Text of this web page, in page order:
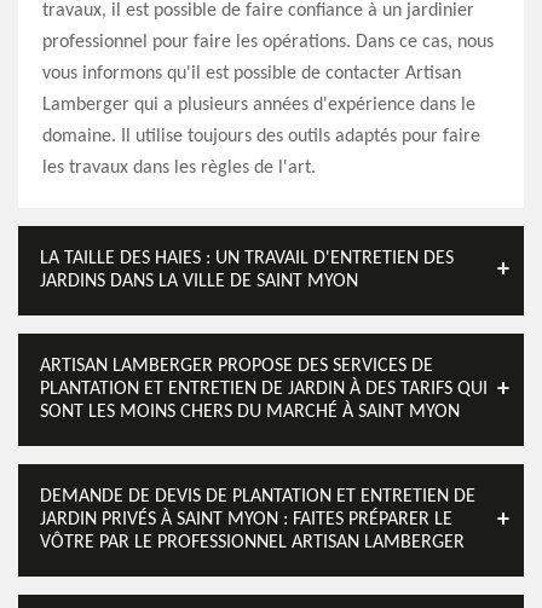
travaux, il est possible de faire confiance à un jardinier
professionnel pour faire les opérations. Dans ce cas, nous
vous informons qu'il est possible de contacter Artisan
Lamberger qui a plusieurs années d'expérience dans le
domaine. Il utilise toujours des outils adaptés pour faire
les travaux dans les règles de l'art.
LA TAILLE DES HAIES : UN TRAVAIL D'ENTRETIEN DES
JARDINS DANS LA VILLE DE SAINT MYON
ARTISAN LAMBERGER PROPOSE DES SERVICES DE
PLANTATION ET ENTRETIEN DE JARDIN À DES TARIFS QUI
SONT LES MOINS CHERS DU MARCHÉ À SAINT MYON
DEMANDE DE DEVIS DE PLANTATION ET ENTRETIEN DE
JARDIN PRIVÉS À SAINT MYON : FAITES PRÉPARER LE
VÔTRE PAR LE PROFESSIONNEL ARTISAN LAMBERGER